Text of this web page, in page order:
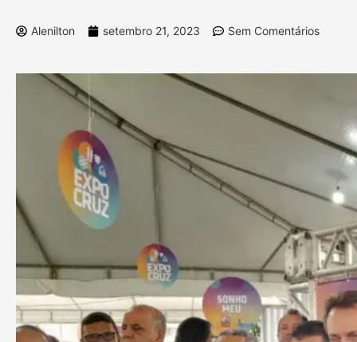
Alenilton setembro 21, 2023 Sem Comentários